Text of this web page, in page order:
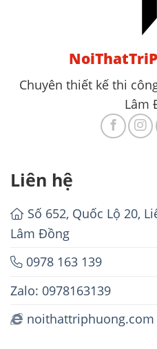
Chuyên thiết kế thi
Lâm
Liên hệ
Số 652, Quốc Lộ 20,
Lâm Đồng
0978 163 139
Zalo: 0978163139
noithattriphuong.com